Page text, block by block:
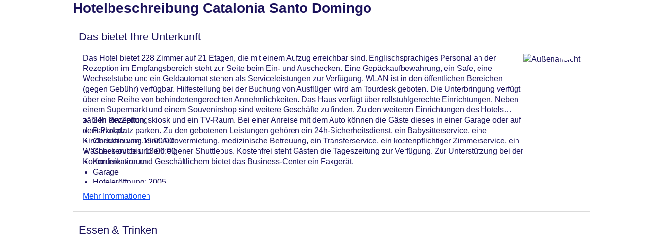
Hotelbeschreibung Catalonia Santo Domingo
Das bietet Ihre Unterkunft
Das Hotel bietet 228 Zimmer auf 21 Etagen, die mit einem Aufzug erreichbar sind. Englischsprachiges Personal an der
Rezeption im Empfangsbereich steht zur Seite beim Ein- und Auschecken. Eine Gepäckaufbewahrung, ein Safe, eine
Wechselstube und ein Geldautomat stehen als Serviceleistungen zur Verfügung. WLAN ist in den öffentlichen Bereichen
(gegen Gebühr) verfügbar. Hilfestellung bei der Buchung von Ausflügen wird am Tourdesk geboten. Die Unterbringung verfügt
über eine Reihe von behindertengerechten Annehmlichkeiten. Das Haus verfügt über rollstuhlgerechte Einrichtungen. Neben
einem Supermarkt und einem Souvenirshop sind weitere Geschäfte zu finden. Zu den weiteren Einrichtungen des Hotels
zählen ein Zeitungskiosk und ein TV-Raum. Bei einer Anreise mit dem Auto können die Gäste dieses in einer Garage oder auf
dem Parkplatz parken. Zu den gebotenen Leistungen gehören ein 24h-Sicherheitsdienst, ein Babysitterservice, eine
Kinderbetreuung, eine Autovermietung, medizinische Betreuung, ein Transferservice, ein kostenpflichtiger Zimmerservice, ein
Wäscheservice und ein eigener Shuttlebus. Kostenfrei steht Gästen die Tageszeitung zur Verfügung. Zur Unterstützung bei der
Kommunikation und Geschäftlichem bietet das Business-Center ein Faxgerät.
24h Rezeption
Parkplatz
Check-in von: 15:00:00
Check-out bis: 13:00:00
Konferenzraum
Garage
Hoteleröffnung: 2005
Hotelsafe
Letzte umfassende Renovierung: 2017
Minimarkt
Mehr Informationen
Essen & Trinken